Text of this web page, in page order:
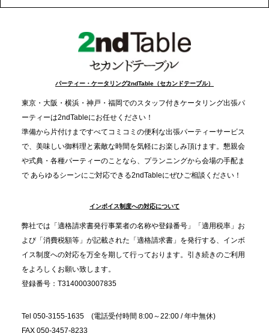
事提供を実施へ
TBS「Nスタ」で、2ndTable「1DISH」が紹介され
2025.11.21
プレスリリースのご案内｜忘年会は“移動時間ゼロ
分”の時代へ。法人注文が前年比5倍に伸びた「宅配
オードブル」が提案する、新しい乾杯文化
プレスリリースのご案内｜職場で完結する“忘年会・
納会ケータリング”が人気。幹事負担を軽減し、社内
コミュニケーションを促進
パーティー・ケータリング2ndTable（セカンドテーブル）
東京・大阪・横浜・神戸・福岡でのスタッフ付きケータリング出張パ
ーティーは2ndTableにお任せください！
準備から片付けまですべてコミコミの便利な出張パーティーサービス
で、美味しい御料理と素敵な時間を気軽にお楽しみ頂けます。懇親会
や式典・各種パーティーのことなら、プランニングから会場の手配ま
で あらゆるシーンにご対応できる2ndTableにぜひご相談ください！
インボイス制度への対応について
弊社では「適格請求書発行事業者の名称や登録番号」「適用税率」お
よび「消費税額等」が記載された「適格請求書」を発行する、インボ
イス制度への対応を万全を期して行っております。引き続きのご利用
をよろしくお願い致します。
登録番号：T3140003007835
Tel 050-3155-1635 (電話受付時間 8:00～22:00 / 年中無休)
FAX 050-3457-8233